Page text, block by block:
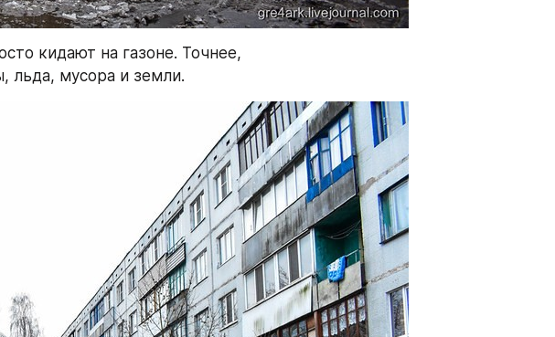
кидают на газоне. Точнее,
льда, мусора и земли.